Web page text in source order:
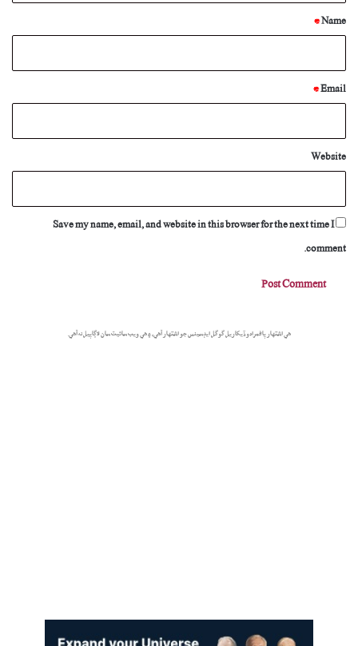
*
Name
*
Email
*
Website
Save my name, email, and website in this browser for the next time I
comment.
هي اشتهار پاڻمرادو ڏيکاريل گوگل ايڊسينس جو اشتهار آهي، ۽ هي ويب سائيٽ سان لاڳاپيل نه آهي.